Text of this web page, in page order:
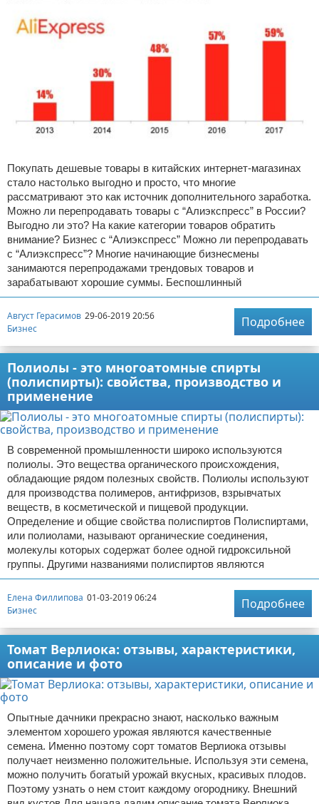
Покупать дешевые товары в китайских интернет-магазинах
стало настолько выгодно и просто, что многие
рассматривают это как источник дополнительного заработка.
Можно ли перепродавать товары с “Алиэкспресс” в России?
Выгодно ли это? На какие категории товаров обратить
внимание? Бизнес с “Алиэкспресс” Можно ли перепродавать
с “Алиэкспресс”? Многие начинающие бизнесмены
занимаются перепродажами трендовых товаров и
зарабатывают хорошие суммы. Беспошлинный
Август Герасимов 29-06-2019 20:56
Бизнес
Подробнее
Полиолы - это многоатомные спирты
(полиспирты): свойства, производство и
применение
В современной промышленности широко используются
полиолы. Это вещества органического происхождения,
обладающие рядом полезных свойств. Полиолы используют
для производства полимеров, антифризов, взрывчатых
веществ, в косметической и пищевой продукции.
Определение и общие свойства полиспиртов Полиспиртами,
или полиолами, называют органические соединения,
молекулы которых содержат более одной гидроксильной
группы. Другими названиями полиспиртов являются
Елена Филлипова 01-03-2019 06:24
Бизнес
Подробнее
Томат Верлиока: отзывы, характеристики,
описание и фото
Опытные дачники прекрасно знают, насколько важным
элементом хорошего урожая являются качественные
семена. Именно поэтому сорт томатов Верлиока отзывы
получает неизменно положительные. Используя эти семена,
можно получить богатый урожай вкусных, красивых плодов.
Поэтому узнать о нем стоит каждому огороднику. Внешний